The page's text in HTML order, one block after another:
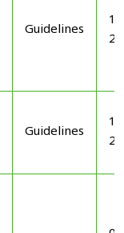
Guidelines
Guidelines